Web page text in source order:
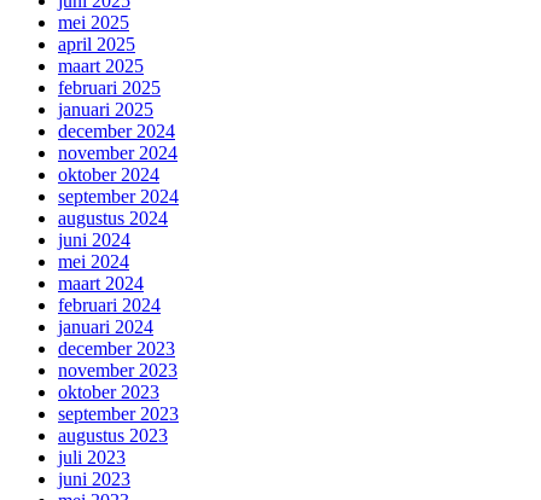
mei 2025
april 2025
maart 2025
februari 2025
januari 2025
december 2024
november 2024
oktober 2024
september 2024
augustus 2024
juni 2024
mei 2024
maart 2024
februari 2024
januari 2024
december 2023
november 2023
oktober 2023
september 2023
augustus 2023
juli 2023
juni 2023